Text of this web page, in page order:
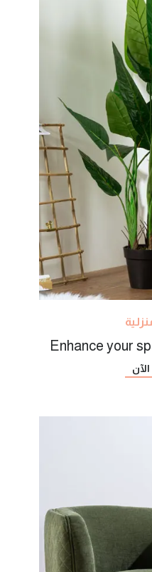
Enhance your